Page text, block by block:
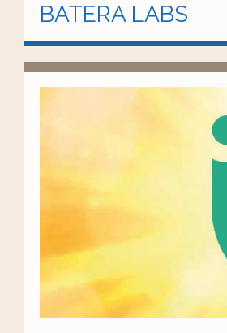
BATERA LABS